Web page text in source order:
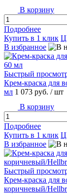
В корзину
Подробнее
Купить в 1 клик
В избранное
Быстрый
Крем-краска для
мл 1 073 руб. / шт
В корзину
Подробнее
Купить в 1 клик
В избранное
Быстрый
Крем-краска для
коричневый/